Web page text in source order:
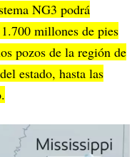
NG3 podrá
millones de pies
pozos de la región de
estado, hasta las